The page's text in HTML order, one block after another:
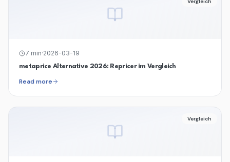
7 min·2026-03-19
metaprice Alternative 2026: Repricer im Vergleich
Read more
Vergleich